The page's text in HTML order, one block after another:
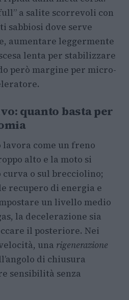
a salite scorrevoli con
sabbiosi dove serve
aumentare leggermente
lenta per stabilizzare
però margine per micro-
quanto basta per
lavora come un freno
alto e la moto si
curva o sul brecciolino;
recupero di energia e
un livello medio
la decelerazione sia
il posteriore. Nei
una rigenerazione
di chiusura
sensibilità senza